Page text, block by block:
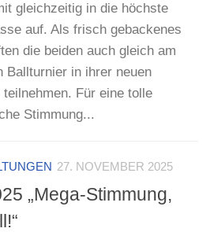
gleichzeitig in die höchste
auf. Als frisch gebackenes
die beiden auch gleich am
Ballturnier in ihrer neuen
Für eine tolle
Stimmung...
27. NOVEMBER 2025
„Mega-Stimmung,